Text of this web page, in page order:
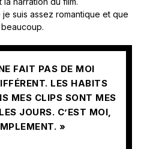
suis assez romantique et que
FAIT PAS DE MOI
LES HABITS
MES CLIPS SONT MES
JOURS. C’EST MOI,
»